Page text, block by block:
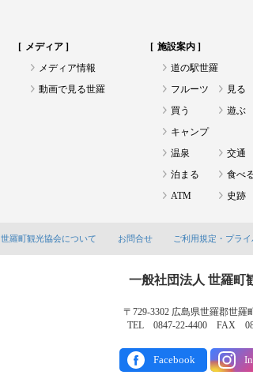
メディア
メディア情報
動画で見る世羅
施設案内
道の駅世羅
フルーツ
見る
買う
遊ぶ
キャンプ
温泉
交通
泊まる
食べ
ATM
史跡
世羅町観光協会について お問合せ ご利用規定・プラ
一般社団法人 世羅町
〒729-3302 広島県世羅郡世羅
TEL 0847-22-4400 FAX
Facebook